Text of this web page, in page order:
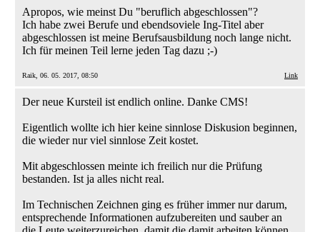
Apropos, wie meinst Du "beruflich abgeschlossen"?
Ich habe zwei Berufe und ebendsoviele Ing-Titel aber
abgeschlossen ist meine Berufsausbildung noch lange nicht.
Ich für meinen Teil lerne jeden Tag dazu ;-)
Raik, 06. 05. 2017, 08:50 Link
Der neue Kursteil ist endlich online. Danke CMS!
Eigentlich wollte ich hier keine sinnlose Diskusion beginnen,
die wieder nur viel sinnlose Zeit kostet.
Mit abgeschlossen meinte ich freilich nur die Prüfung
bestanden. Ist ja alles nicht real.
Im Technischen Zeichnen ging es früher immer nur darum,
entsprechende Informationen aufzubereiten und sauber an